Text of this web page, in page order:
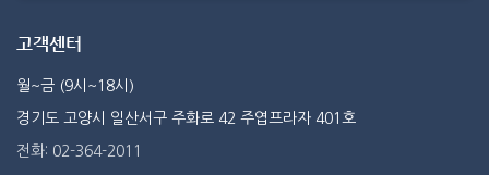
고객센터
월~금 (9시~18시)
경기도 고양시 일산서구 주화로 42 주엽프라자 401호
전화: 02-364-2011